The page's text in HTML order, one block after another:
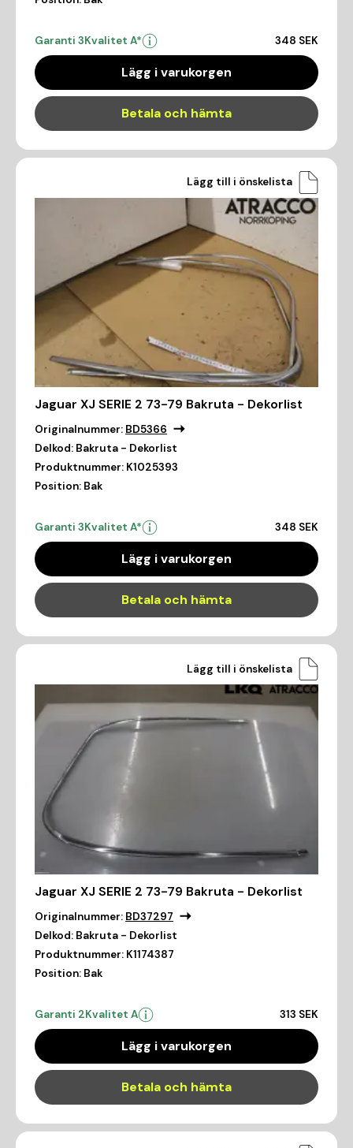
Garanti 3Kvalitet A* 348 SEK
Lägg i varukorgen
Betala och hämta
Lägg till i önskelista
Jaguar XJ SERIE 2 73-79 Bakruta - Dekorlist
Originalnummer: BD5366
Delkod: Bakruta - Dekorlist
Produktnummer: K1025393
Position: Bak
Garanti 3Kvalitet A* 348 SEK
Lägg i varukorgen
Betala och hämta
Lägg till i önskelista
Jaguar XJ SERIE 2 73-79 Bakruta - Dekorlist
Originalnummer: BD37297
Delkod: Bakruta - Dekorlist
Produktnummer: K1174387
Position: Bak
Garanti 2Kvalitet A 313 SEK
Lägg i varukorgen
Betala och hämta